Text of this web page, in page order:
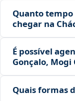
Quanto
chegar na
É possível
Gonçalo, Mogi
Quais formas